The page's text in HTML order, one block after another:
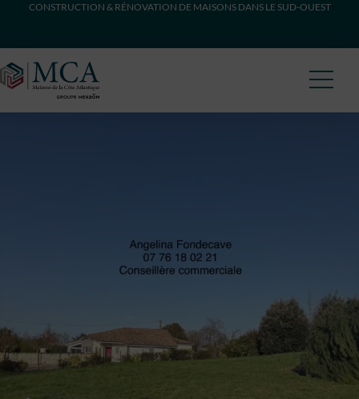
CONSTRUCTION & RÉNOVATION DE MAISONS DANS LE SUD-OUEST